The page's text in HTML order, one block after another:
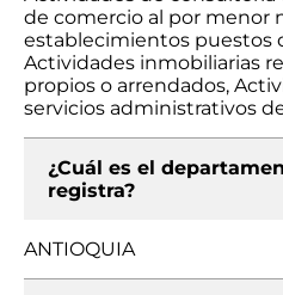
de comercio al por menor
establecimientos puestos
Actividades inmobiliarias
propios o arrendados,
servicios administrativos
¿Cuál es el
registra?
ANTIOQUIA